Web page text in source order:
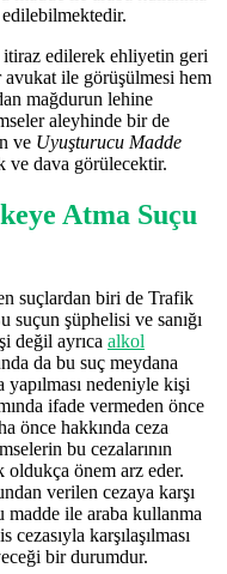
edilebilmektedir.
edilerek ehliyetin geri
avukat ile görüşülmesi hem
mağdurun lehine
aleyhinde bir de
ve Uyuşturucu Madde
ve dava görülecektir.
Atma Suçu
suçlardan biri de Trafik
şüphelisi ve sanığı
değil ayrıca alkol
da bu suç meydana
nedeniyle kişi
ifade vermeden önce
önce hakkında ceza
bu cezalarının
oldukça önem arz eder.
verilen cezaya karşı
ile araba kullanma
karşılaşılması
bir durumdur.